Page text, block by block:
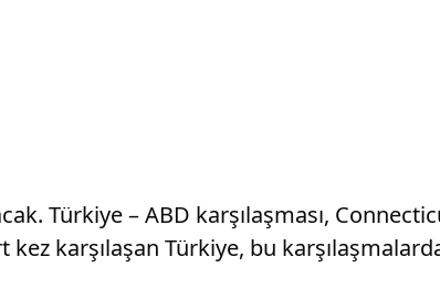
Türkiye – ABD karşılaşması,
kez karşılaşan Türkiye, bu